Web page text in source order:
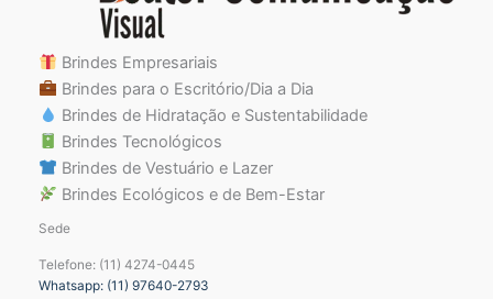
Brindes Empresariais
Brindes para o Escritório/Dia a Dia
Brindes de Hidratação e Sustentabilidade
Brindes Tecnológicos
Brindes de Vestuário e Lazer
Brindes Ecológicos e de Bem-Estar
Sede
Telefone: (11) 4274-0445
Whatsapp: (11) 97640-2793